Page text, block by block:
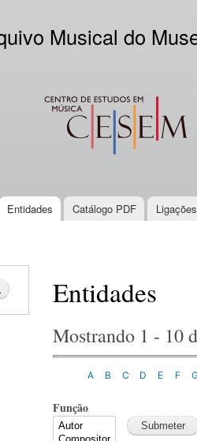
Musical do
CESEM
Entidades Catálogo PDF
Entidades
Mostrando 1 - 10
A B C D E F
Função